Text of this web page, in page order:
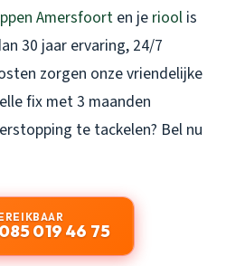
Amersfoort en je riool is
30 jaar ervaring, 24/7
zorgen onze vriendelijke
fix met 3 maanden
te tackelen? Bel nu
019 46 75